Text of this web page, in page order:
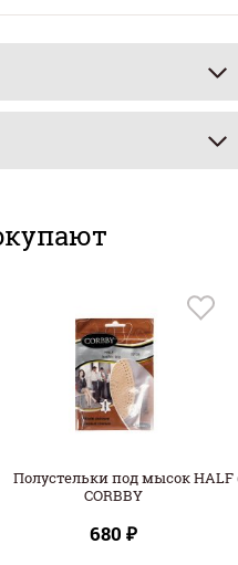
Полустельки под мысок HALF
CORBBY
680 ₽